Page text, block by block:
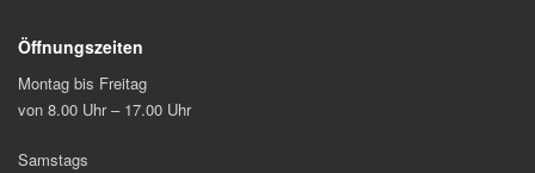
Öffnungszeiten
Montag bis Freitag
von 8.00 Uhr – 17.00 Uhr
Samstags